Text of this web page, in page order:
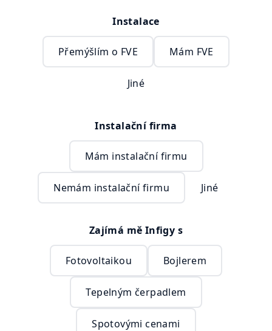
Instalace
Přemýšlím o FVE Mám FVE
Jiné
Instalační firma
Mám instalační firmu
Nemám instalační firmu Jiné
Zajímá mě Infigy s
Fotovoltaikou Bojlerem
Tepelným čerpadlem
Spotovými cenami